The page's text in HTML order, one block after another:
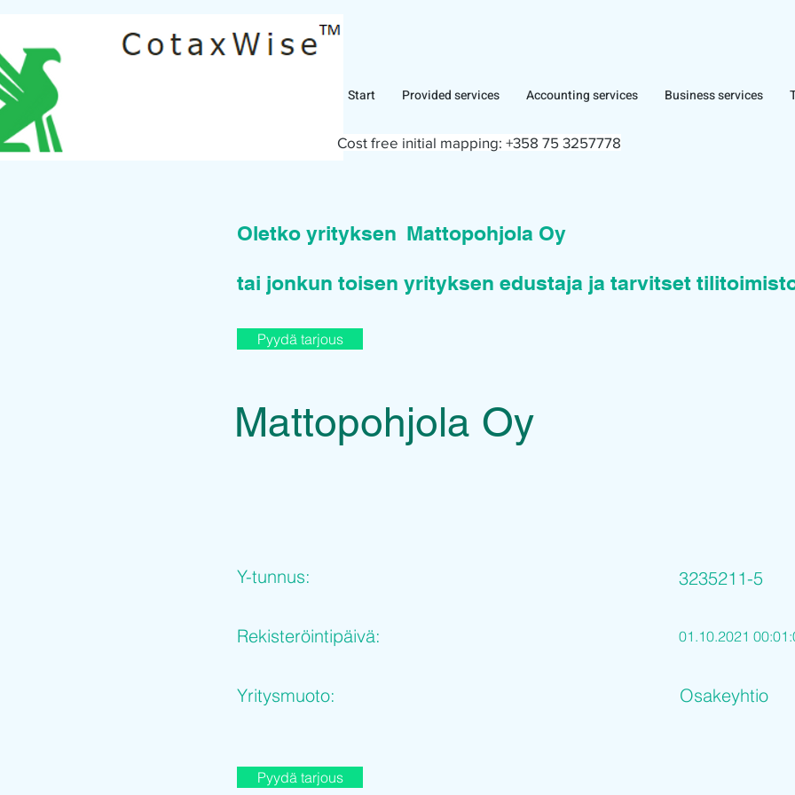
Start Provided services Accounting services Business services
Cost free initial mapping: +358 75 3257778
Oletko yrityksen Mattopohjola Oy
tai jonkun toisen yrityksen edustaja ja tarvitset
Pyydä tarjous
Mattopohjola Oy
Y-tunnus:
Rekisteröintipäivä:
Yritysmuoto:
3235211-5
01.10.2021
Osakeyhtio
Pyydä tarjous